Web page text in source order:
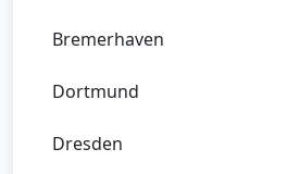
Bremerhaven
Dortmund
Dresden